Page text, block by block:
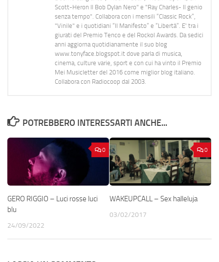
Scott-Heron Il Bob Dylan Nero" e "Ray Charles- Il genio
senza tempo". Collabora con i mensili “Classic Rock”,
"Vinile" e i quotidiani “Il Manifesto” e “Libertà”. E' tra i
giurati del Premio Tenco e del Rockol Awards. Da sedici
anni aggiorna quotidianamente il suo blog
www.tonyface.blogspot.it dove parla di musica,
cinema, culture varie, sport e con cui ha vinto il Premio
Mei Musicletter del 2016 come miglior blog italiano.
Collabora con Radiocoop dal 2003.
POTREBBERO INTERESSARTI ANCHE...
0
GERO RIGGIO – Luci rosse luci
blu
24/09/2022
0
WAKEUPCALL – Sex halleluja
03/02/2017